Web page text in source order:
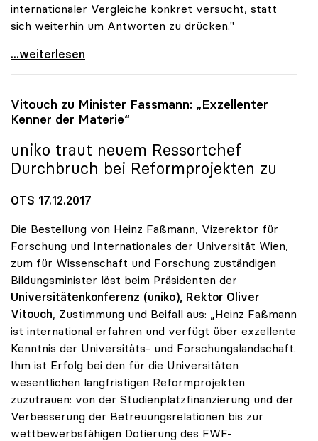
internationaler Vergleiche konkret versucht, statt
sich weiterhin um Antworten zu drücken."
Koalition - Programm für uniko noch „sehr vage\"
...weiterlesen
Vitouch zu Minister Fassmann: „Exzellenter
Kenner der Materie“
uniko traut neuem Ressortchef
Durchbruch bei Reformprojekten zu
OTS 17.12.2017
Die Bestellung von Heinz Faßmann, Vizerektor für
Forschung und Internationales der Universität Wien,
zum für Wissenschaft und Forschung zuständigen
Bildungsminister löst beim Präsidenten der
Universitätenkonferenz (uniko), Rektor Oliver
Vitouch, Zustimmung und Beifall aus: „Heinz Faßmann
ist international erfahren und verfügt über exzellente
Kenntnis der Universitäts- und Forschungslandschaft.
Ihm ist Erfolg bei den für die Universitäten
wesentlichen langfristigen Reformprojekten
zuzutrauen: von der Studienplatzfinanzierung und der
Verbesserung der Betreuungsrelationen bis zur
wettbewerbsfähigen Dotierung des FWF-